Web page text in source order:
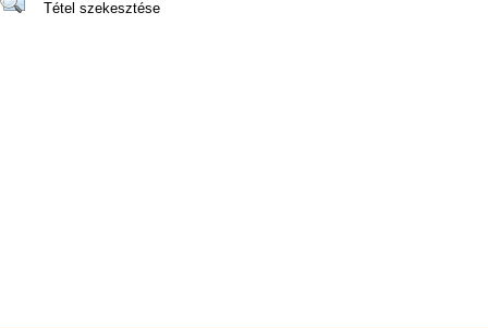
Tétel szekesztése